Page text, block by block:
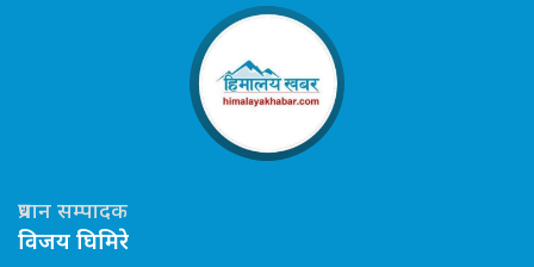
प्रधान सम्पादक
विजय घिमिरे